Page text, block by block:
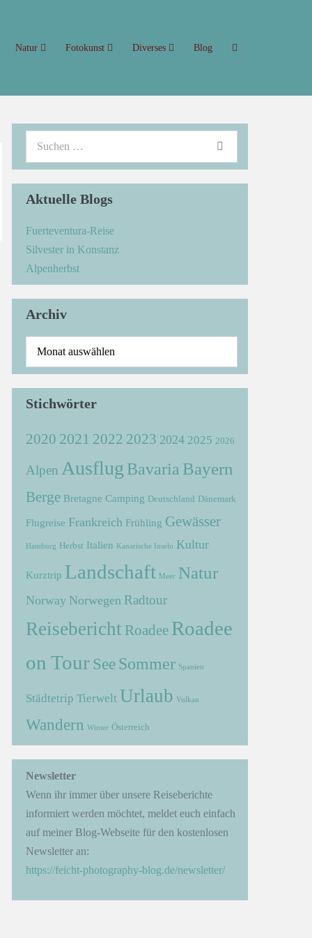
Natur Fotokunst Diverses Blog
Aktuelle Blogs
Fuerteventura-Reise
Silvester in Konstanz
Alpenherbst
Archiv
Stichwörter
2020 2021 2022 2023 2024 2025 2026
Alpen Ausflug Bavaria Bayern
Berge Bretagne Camping Deutschland Dänemark
Flugreise Frankreich Frühling Gewässer
Hamburg Herbst Italien Kanarische Inseln Kultur
Kurztrip Landschaft Meer Natur
Norway Norwegen Radtour
Reisebericht Roadee Roadee
on Tour See Sommer Spanien
Städtetrip Tierwelt Urlaub Vulkan
Wandern Winter Österreich
Newsletter
Wenn ihr immer über unsere Reiseberichte
informiert werden möchtet, meldet euch einfach
auf meiner Blog-Webseite für den kostenlosen
Newsletter an:
https://feicht-photography-blog.de/newsletter/